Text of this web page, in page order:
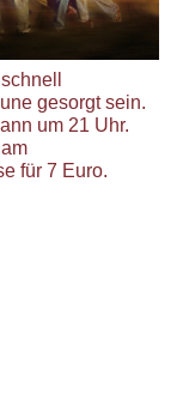
gesorgt sein.
um 21 Uhr.
für 7 Euro.